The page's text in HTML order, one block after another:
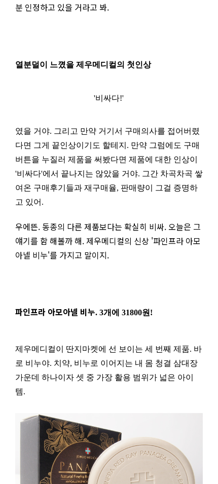
분 인정하고 있을 거라고 봐.
열분덜이 느꼈을 제우메디컬의 첫인상
'비싸다!'
였을 거야. 그리고 만약 거기서 구매의사를 접어버렸
다면 그게 끝인상이기도 할테지. 만약 그럼에도 구매
버튼을 누질러 제품을 써봤다면 제품에 대한 인상이
'비싸다'에서 끝나지는 않았을 거야. 그간 차곡차곡 쌓
여온 구매후기들과 재구매율, 판매량이 그걸 증명하
고 있어.
우에뜬. 동종의 다른 제품보다는 확실히 비싸. 오늘은 그
얘기를 함 해볼까 해. 제우메디컬의 신상 '파인프라 아모
아넬 비누'를 가지고 말이지.
파인프라 아모아넬 비누. 3개에 31800원!
제우메디컬이 딴지마켓에 선 보이는 세 번째 제품. 바
로 비누야. 치약, 비누로 이어지는 내 몸 청결 삼대장
가운데 하나이자 셋 중 가장 활용 범위가 넓은 아이
템.